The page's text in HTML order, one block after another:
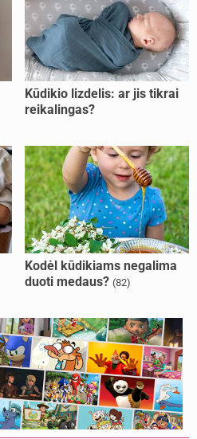
Kūdikio lizdelis: ar jis tikrai
reikalingas?
Kodėl kūdikiams negalima
duoti medaus? (82)